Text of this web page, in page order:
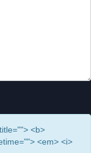
<b>
<em> <i>